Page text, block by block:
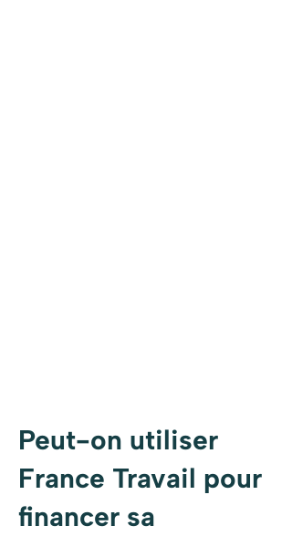
Peut-on utiliser
France Travail pour
financer sa